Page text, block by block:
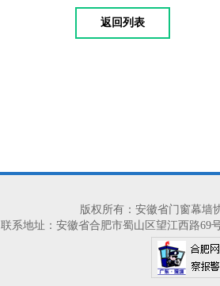
返回列表
版权所有：安徽省门窗幕墙
联系地址：安徽省合肥市蜀山区望江西路69